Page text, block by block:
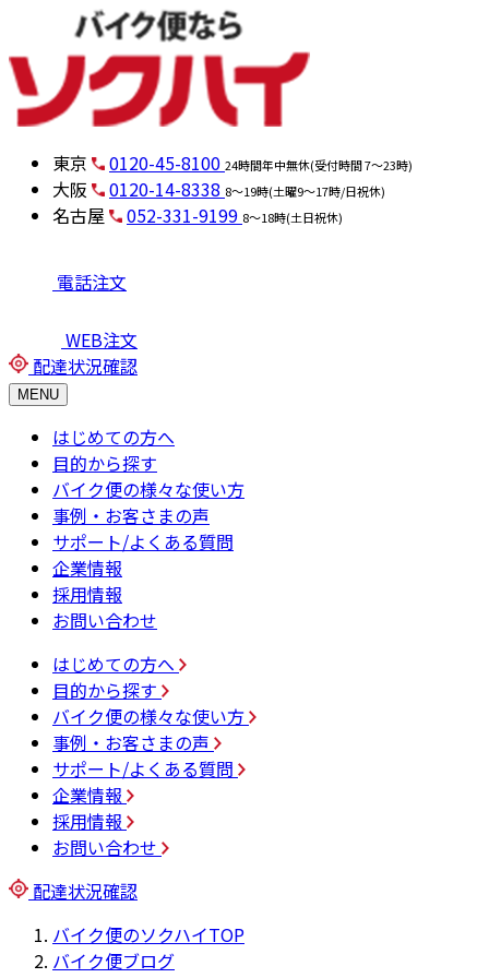
東京 0120-45-8100 24時間年中無休(受付時間 7～23時)
大阪 0120-14-8338 8～19時(土曜9～17時/日祝休)
名古屋 052-331-9199 8～18時(土日祝休)
電話注文
WEB注文
配達状況確認
MENU
はじめての方へ
目的から探す
バイク便の様々な使い方
事例・お客さまの声
サポート/よくある質問
企業情報
採用情報
お問い合わせ
はじめての方へ
目的から探す
バイク便の様々な使い方
事例・お客さまの声
サポート/よくある質問
企業情報
採用情報
お問い合わせ
配達状況確認
バイク便のソクハイTOP
バイク便ブログ